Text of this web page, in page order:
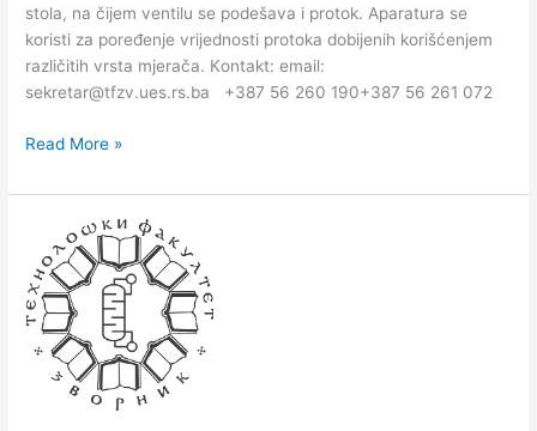
stola, na čijem ventilu se podešava i protok. Aparatura se
koristi za poređenje vrijednosti protoka dobijenih korišćenjem
različitih vrsta mjerača. Кontakt: email:
sekretar@tfzv.ues.rs.ba +387 56 260 190+387 56 261 072
Read More »
Demonstrator
Osborne-
Reynolds-
ovog
kriterijuma
(F1-